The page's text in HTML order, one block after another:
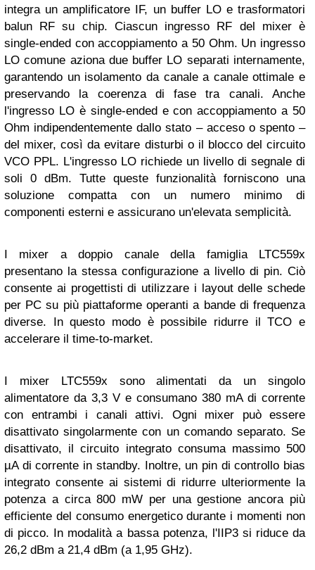
integra un amplificatore IF, un buffer LO e trasformatori
balun RF su chip. Ciascun ingresso RF del mixer è
single-ended con accoppiamento a 50 Ohm. Un ingresso
LO comune aziona due buffer LO separati internamente,
garantendo un isolamento da canale a canale ottimale e
preservando la coerenza di fase tra canali. Anche
l'ingresso LO è single-ended e con accoppiamento a 50
Ohm indipendentemente dallo stato – acceso o spento –
del mixer, così da evitare disturbi o il blocco del circuito
VCO PPL. L'ingresso LO richiede un livello di segnale di
soli 0 dBm. Tutte queste funzionalità forniscono una
soluzione compatta con un numero minimo di
componenti esterni e assicurano un'elevata semplicità.
I mixer a doppio canale della famiglia LTC559x
presentano la stessa configurazione a livello di pin. Ciò
consente ai progettisti di utilizzare i layout delle schede
per PC su più piattaforme operanti a bande di frequenza
diverse. In questo modo è possibile ridurre il TCO e
accelerare il time-to-market.
I mixer LTC559x sono alimentati da un singolo
alimentatore da 3,3 V e consumano 380 mA di corrente
con entrambi i canali attivi. Ogni mixer può essere
disattivato singolarmente con un comando separato. Se
disattivato, il circuito integrato consuma massimo 500
µA di corrente in standby. Inoltre, un pin di controllo bias
integrato consente ai sistemi di ridurre ulteriormente la
potenza a circa 800 mW per una gestione ancora più
efficiente del consumo energetico durante i momenti non
di picco. In modalità a bassa potenza, l'IIP3 si riduce da
26,2 dBm a 21,4 dBm (a 1,95 GHz).